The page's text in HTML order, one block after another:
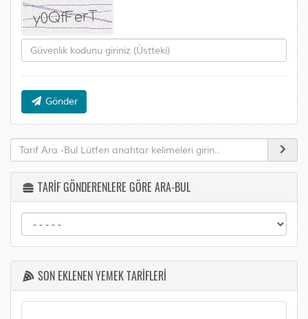
Gönder
TARİF GÖNDERENLERE GÖRE ARA-BUL
SON EKLENEN YEMEK TARİFLERİ